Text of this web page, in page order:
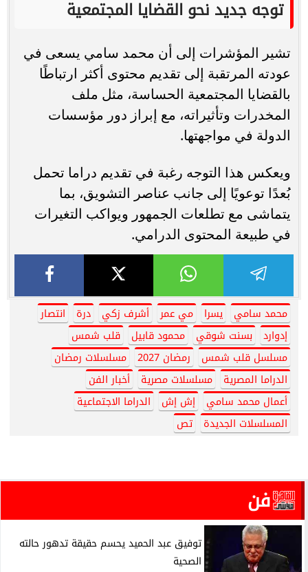
توجه جديد نحو القضايا المجتمعية
تشير المؤشرات إلى أن محمد سامي يسعى في
عودته المرتقبة إلى تقديم محتوى أكثر ارتباطًا
بالقضايا المجتمعية الحساسة، مثل ملف
المخدرات وتأثيراته، مع إبراز دور مؤسسات
الدولة في مواجهتها.
ويعكس هذا التوجه رغبة في تقديم دراما تحمل
بُعدًا توعويًا إلى جانب عناصر التشويق، بما
يتماشى مع تطلعات الجمهور ويواكب التغيرات
في طبيعة المحتوى الدرامي.
محمد سامي يسرا مي عمر أشرف زكي درة
انتصار
إدوارد
بسنت شوقي محمود قابيل
قلب شمس
مسلسل قلب شمس
رمضان 2027
مسلسلات رمضان
الدراما المصرية
مسلسلات مصرية
أخبار الفن
أعمال محمد سامي
إش إش
الدراما الاجتماعية
المسلسلات الجديدة
تص
فن
توفيق عبد الحميد يحسم حقيقة تدهور حالته
الصحية